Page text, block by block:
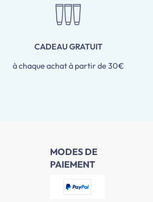
CADEAU GRATUIT
à chaque achat à partir de 30€
MODES DE
PAIEMENT